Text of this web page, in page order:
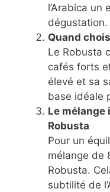
l’Arabica un
dégustation.
Quand
Le Robusta
cafés forts
élevé et sa
base idéale
Le mélange
Robusta
Pour un
mélange de
Robusta.
subtilité de